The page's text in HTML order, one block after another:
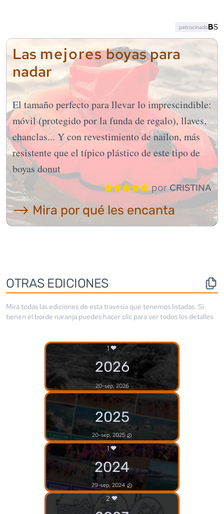
Las mejoresboyas para
nadar
El tamaño perfecto para llevar lo imprescindible:
móvil (protegido por la funda de regalo), llaves,
chanclas... Y con revestimiento de nailon, más
resistente que el típico plástico de este tipo de
boyas donut
porCRISTINA
⟶ Mira por qué les encanta
patrocinado
OTRAS EDICIONES
Mira todas las ediciones de esta travesía que tenemos listadas. Si
tienen el borde naranja puedes hacer clic para ver todos los detalles.
1
2026
20-sep, 2026
2025
20-sep, 2025
1
2024
29-sep, 2024
2